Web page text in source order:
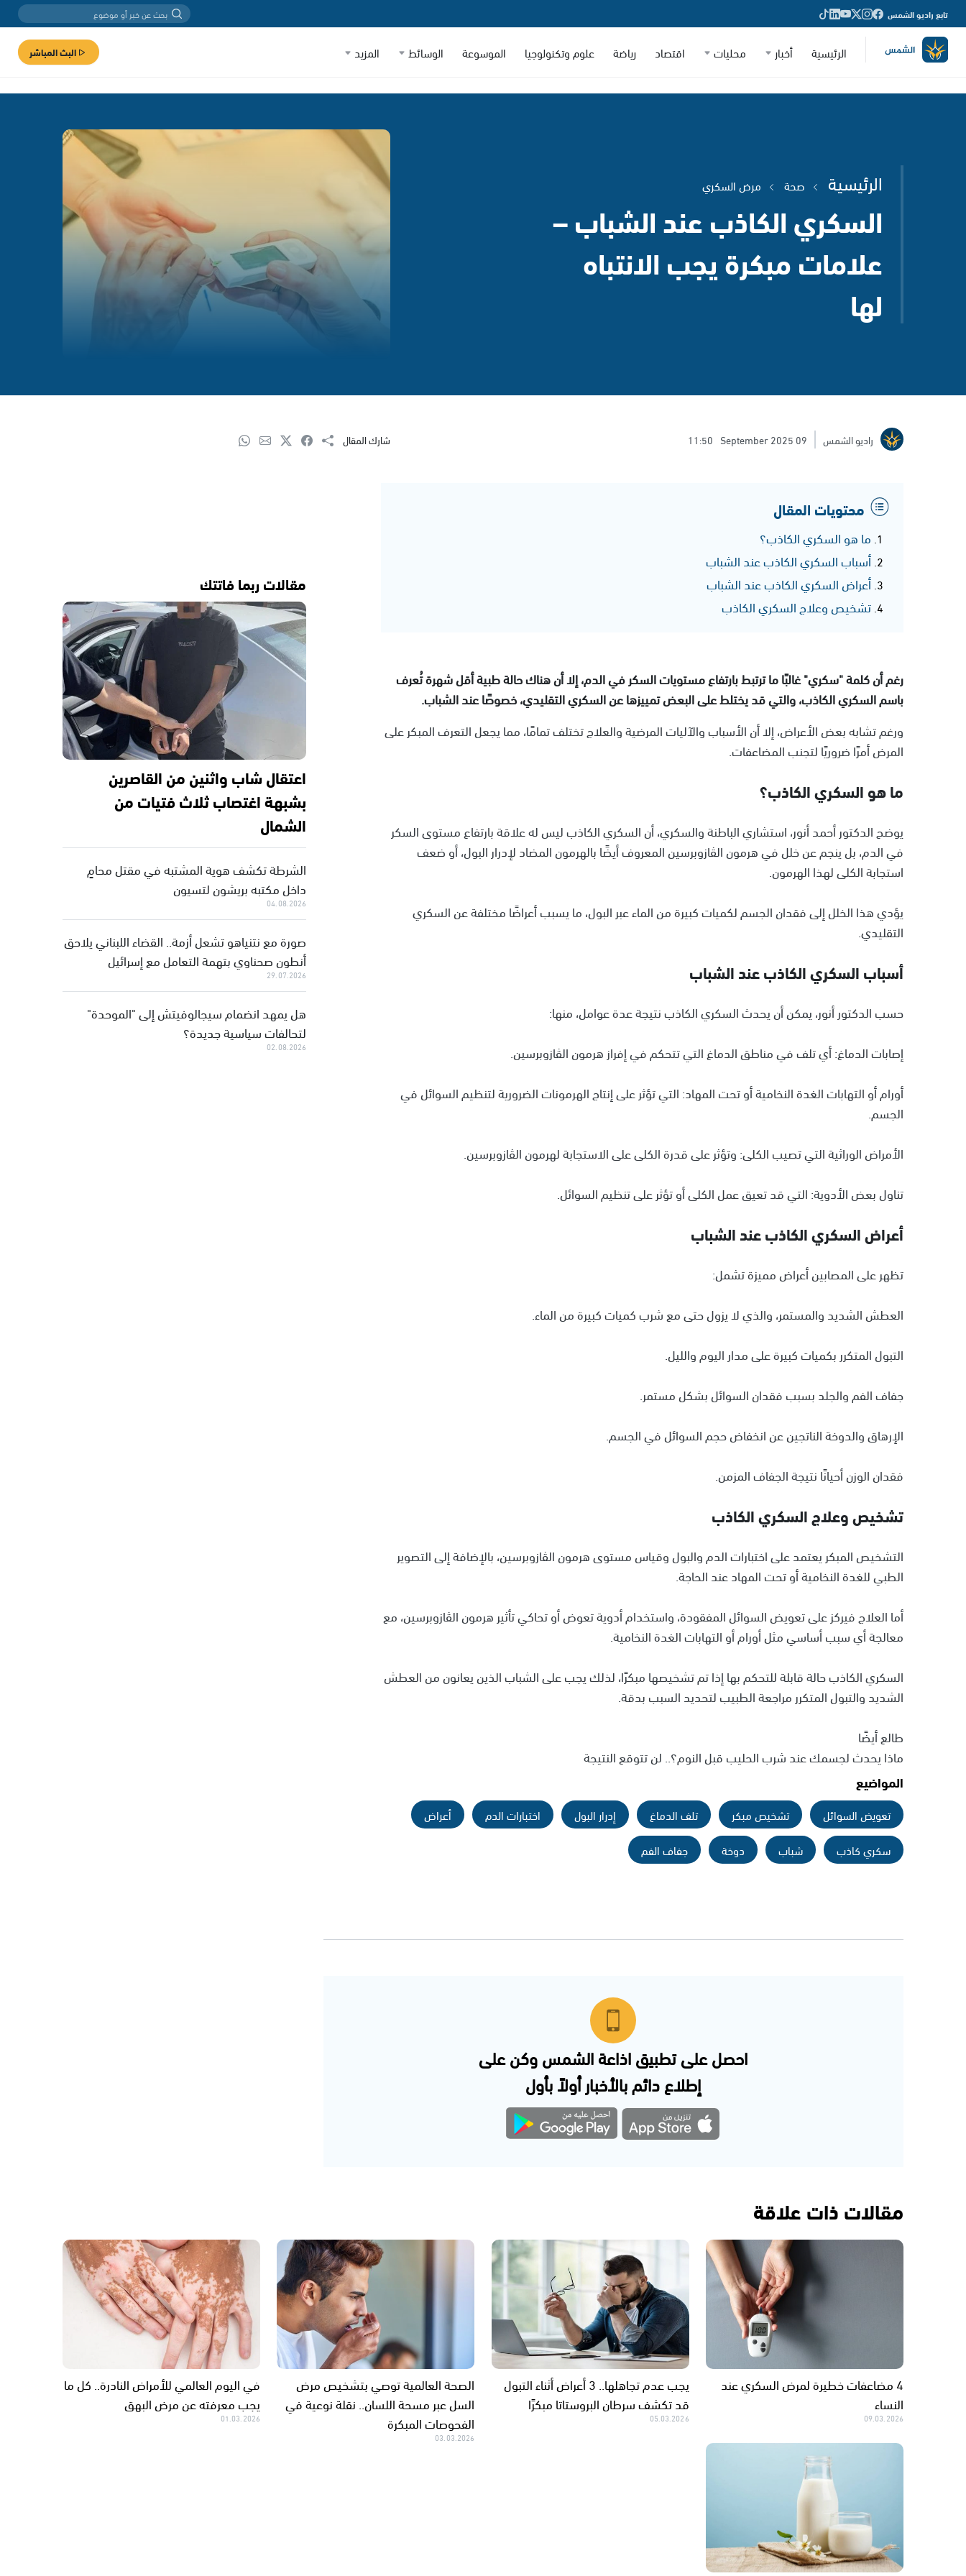
تابع راديو الشمس
الرئيسية أخبار محليات اقتصاد رياضة علوم وتكنولوجيا الموسوعة الوسائط المزيد البث المباشر
الرئيسية صحة مرض السكري
السكري الكاذب عند الشباب –
علامات مبكرة يجب الانتباه
لها
راديو الشمس 09 September 2025
11:50 شارك المقال
محتويات المقال
ما هو السكري الكاذب؟
أسباب السكري الكاذب عند الشباب
أعراض السكري الكاذب عند الشباب
تشخيص وعلاج السكري الكاذب
رغم أن كلمة "سكري" غالبًا ما ترتبط بارتفاع مستويات السكر في الدم، إلا أن هناك حالة طبية أقل شهرة تُعرف
باسم السكري الكاذب، والتي قد يختلط على البعض تمييزها عن السكري التقليدي، خصوصًا عند الشباب.
ورغم تشابه بعض الأعراض، إلا أن الأسباب والآليات المرضية والعلاج تختلف تمامًا، مما يجعل التعرف المبكر على
المرض أمرًا ضروريًا لتجنب المضاعفات.
ما هو السكري الكاذب؟
يوضح الدكتور أحمد أنور، استشاري الباطنة والسكري، أن السكري الكاذب ليس له علاقة بارتفاع مستوى السكر
في الدم، بل ينجم عن خلل في هرمون الڤازوبرسين المعروف أيضًا بالهرمون المضاد لإدرار البول، أو ضعف
استجابة الكلى لهذا الهرمون.
يؤدي هذا الخلل إلى فقدان الجسم لكميات كبيرة من الماء عبر البول، ما يسبب أعراضًا مختلفة عن السكري
التقليدي.
أسباب السكري الكاذب عند الشباب
حسب الدكتور أنور، يمكن أن يحدث السكري الكاذب نتيجة عدة عوامل، منها:
إصابات الدماغ: أي تلف في مناطق الدماغ التي تتحكم في إفراز هرمون الڤازوبرسين.
أورام أو التهابات الغدة النخامية أو تحت المهاد: التي تؤثر على إنتاج الهرمونات الضرورية لتنظيم السوائل في
الجسم.
الأمراض الوراثية التي تصيب الكلى: وتؤثر على قدرة الكلى على الاستجابة لهرمون الڤازوبرسين.
تناول بعض الأدوية: التي قد تعيق عمل الكلى أو تؤثر على تنظيم السوائل.
أعراض السكري الكاذب عند الشباب
تظهر على المصابين أعراض مميزة تشمل:
العطش الشديد والمستمر، والذي لا يزول حتى مع شرب كميات كبيرة من الماء.
التبول المتكرر بكميات كبيرة على مدار اليوم والليل.
جفاف الفم والجلد بسبب فقدان السوائل بشكل مستمر.
الإرهاق والدوخة الناتجين عن انخفاض حجم السوائل في الجسم.
فقدان الوزن أحيانًا نتيجة الجفاف المزمن.
تشخيص وعلاج السكري الكاذب
التشخيص المبكر يعتمد على اختبارات الدم والبول وقياس مستوى هرمون الڤازوبرسين، بالإضافة إلى التصوير
الطبي للغدة النخامية أو تحت المهاد عند الحاجة.
أما العلاج فيركز على تعويض السوائل المفقودة، واستخدام أدوية تعوض أو تحاكي تأثير هرمون الڤازوبرسين، مع
معالجة أي سبب أساسي مثل أورام أو التهابات الغدة النخامية.
السكري الكاذب حالة قابلة للتحكم بها إذا تم تشخيصها مبكرًا، لذلك يجب على الشباب الذين يعانون من العطش
الشديد والتبول المتكرر مراجعة الطبيب لتحديد السبب بدقة.
طالع أيضًا
ماذا يحدث لجسمك عند شرب الحليب قبل النوم؟.. لن تتوقع النتيجة
المواضيع
تعويض السوائل تشخيص مبكر تلف الدماغ إدرار البول اختبارات الدم
أعراض
سكري كاذب
شباب دوخة جفاف الفم
احصل على تطبيق اذاعة الشمس وكن على
إطلاع دائم بالأخبار أولاً بأول
مقالات ربما فاتتك
اعتقال شاب واثنين من القاصرين
بشبهة اغتصاب ثلاث فتيات من
الشمال
الشرطة تكشف هوية المشتبه في مقتل محامٍ
داخل مكتبه بريشون لتسيون
04.08.2026
صورة مع نتنياهو تشعل أزمة.. القضاء اللبناني يلاحق
أنطون صحناوي بتهمة التعامل مع إسرائيل
29.07.2026
هل يمهد انضمام سيجالوفيتش إلى "الموحدة"
لتحالفات سياسية جديدة؟
02.08.2026
مقالات ذات علاقة
4 مضاعفات خطيرة لمرض السكري عند
النساء
09.03.2026
يجب عدم تجاهلها.. 3 أعراض أثناء التبول
قد تكشف سرطان البروستاتا مبكرًا
05.03.2026
الصحة العالمية توصي بتشخيص مرض
السل عبر مسحة اللسان.. نقلة نوعية في
الفحوصات المبكرة
03.03.2026
في اليوم العالمي للأمراض النادرة.. كل ما
يجب معرفته عن مرض البهق
01.03.2026